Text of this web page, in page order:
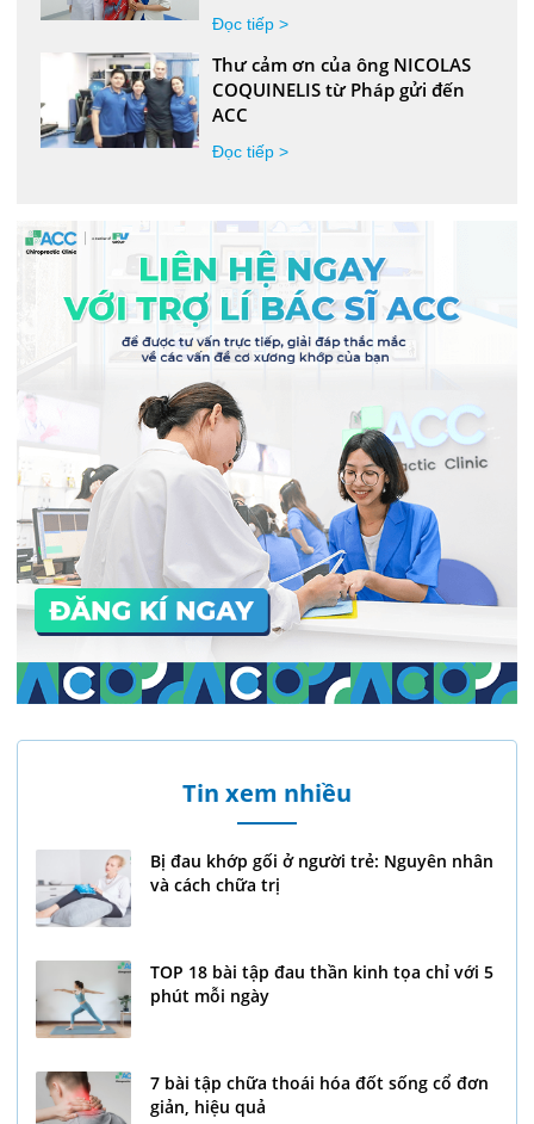
Đọc tiếp >
Thư cảm ơn của ông NICOLAS
COQUINELIS từ Pháp gửi đến
ACC
Đọc tiếp >
Tin xem nhiều
Bị đau khớp gối ở người trẻ: Nguyên nhân
và cách chữa trị
TOP 18 bài tập đau thần kinh tọa chỉ với 5
phút mỗi ngày
7 bài tập chữa thoái hóa đốt sống cổ đơn
giản, hiệu quả